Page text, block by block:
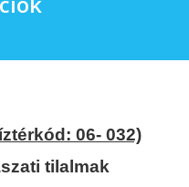
06- 032)
tilalmak